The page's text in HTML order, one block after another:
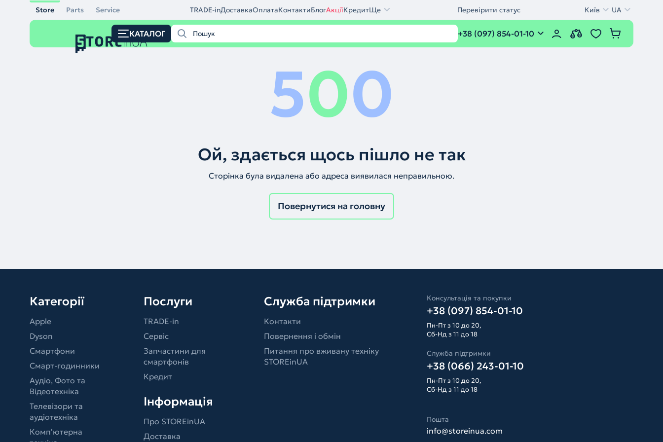
Store Parts Service TRADE-inДоставкаОплатаКонтактиБлогАкціїКредитЩе Перевірити статус Київ UA
КАТАЛОГ +38 (097) 854-01-10
500
Ой, здається щось пішло не так
Сторінка була видалена або адреса виявилася неправильною.
Повернутися на головну
Категорії
Apple
Dyson
Смартфони
Смарт-годинники
Аудіо, Фото та
Відеотехніка
Телевізори та
аудіотехніка
Комп'ютерна
Послуги
TRADE-in
Сервіс
Запчастини для
смартфонів
Кредит
Інформація
Про STOREinUA
Доставка
Служба підтримки
Контакти
Повернення і обмін
Питання про вживану техніку
STOREinUA
Консультація та покупки
+38 (097) 854-01-10
Пн-Пт з 10 до 20,
Сб-Нд з 11 до 18
Служба підтримки
+38 (066) 243-01-10
Пн-Пт з 10 до 20,
Сб-Нд з 11 до 18
Пошта
info@storeinua.com